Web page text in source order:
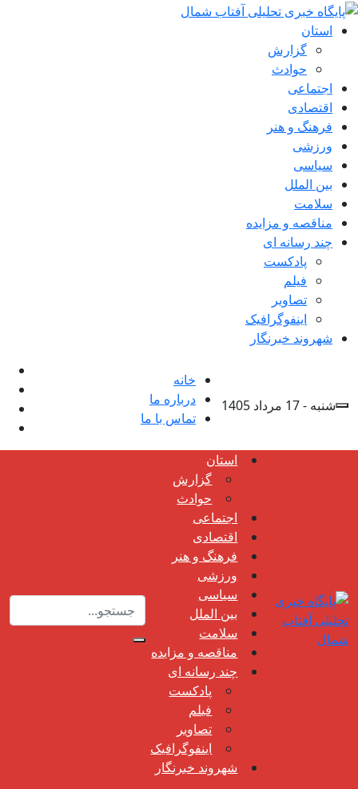
استان
گزارش
حوادث
اجتماعی
اقتصادی
فرهنگ و هنر
ورزشی
سیاسی
بین الملل
سلامت
مناقصه و مزایده
چند رسانه ای
پادکست
فیلم
تصاویر
اینفوگرافیک
شهروند خبرنگار
شنبه - 17 مرداد 1405
خانه
درباره ما
تماس با ما
استان
گزارش
حوادث
اجتماعی
اقتصادی
فرهنگ و هنر
ورزشی
سیاسی
بین الملل
سلامت
مناقصه و مزایده
چند رسانه ای
پادکست
فیلم
تصاویر
اینفوگرافیک
شهروند خبرنگار